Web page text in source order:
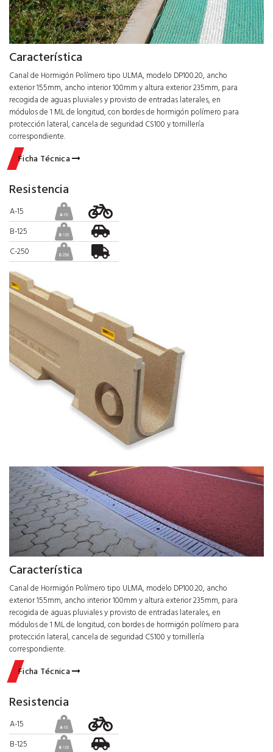
Característica
Canal de Hormigón Polímero tipo ULMA, modelo DP100.20, ancho
exterior 155mm, ancho interior 100mm y altura exterior 235mm, para
recogida de aguas pluviales y provisto de entradas laterales, en
módulos de 1 ML de longitud, con bordes de hormigón polímero para
protección lateral, cancela de seguridad CS100 y tornillería
correspondiente.
Ficha Técnica
Resistencia
A-15
B-125
C-250
Característica
Canal de Hormigón Polímero tipo ULMA, modelo DP100.20, ancho
exterior 155mm, ancho interior 100mm y altura exterior 235mm, para
recogida de aguas pluviales y provisto de entradas laterales, en
módulos de 1 ML de longitud, con bordes de hormigón polímero para
protección lateral, cancela de seguridad CS100 y tornillería
correspondiente.
Ficha Técnica
Resistencia
A-15
B-125